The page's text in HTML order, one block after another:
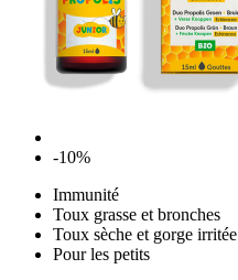
-10%
Immunité
Toux grasse et bronches
Toux sèche et gorge irritée
Pour les petits